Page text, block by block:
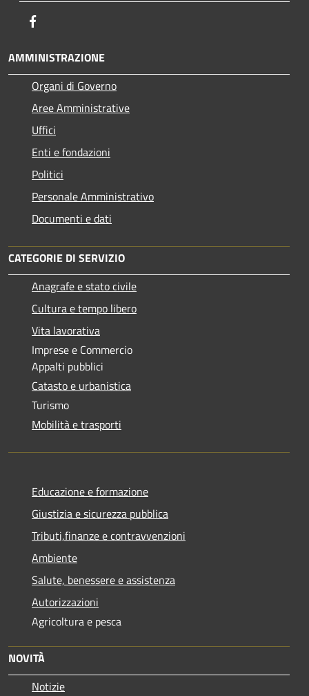
AMMINISTRAZIONE
Organi di Governo
Aree Amministrative
Uffici
Enti e fondazioni
Politici
Personale Amministrativo
Documenti e dati
CATEGORIE DI SERVIZIO
Anagrafe e stato civile
Cultura e tempo libero
Vita lavorativa
Imprese e Commercio
Appalti pubblici
Catasto e urbanistica
Turismo
Mobilità e trasporti
Educazione e formazione
Giustizia e sicurezza pubblica
Tributi,finanze e contravvenzioni
Ambiente
Salute, benessere e assistenza
Autorizzazioni
Agricoltura e pesca
NOVITÀ
Notizie